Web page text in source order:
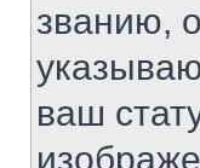
званию,
ваш